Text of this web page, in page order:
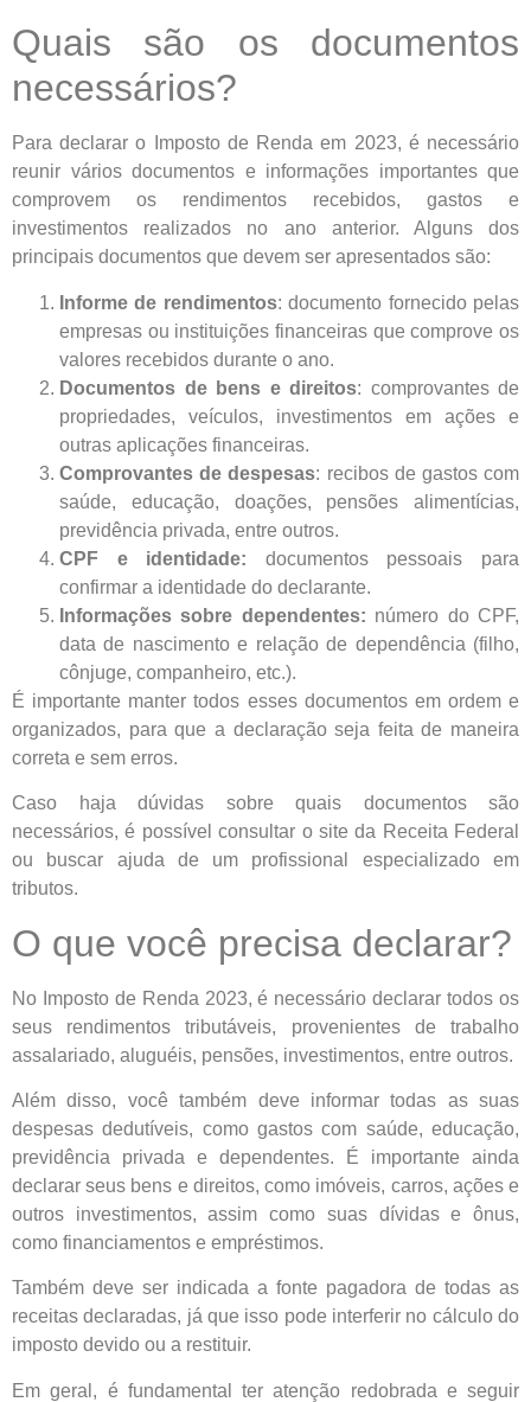
Quais são os documentos
necessários?
Para declarar o Imposto de Renda em 2023, é necessário
reunir vários documentos e informações importantes que
comprovem os rendimentos recebidos, gastos e
investimentos realizados no ano anterior. Alguns dos
principais documentos que devem ser apresentados são:
Informe de rendimentos: documento fornecido pelas
empresas ou instituições financeiras que comprove os
valores recebidos durante o ano.
Documentos de bens e direitos: comprovantes de
propriedades, veículos, investimentos em ações e
outras aplicações financeiras.
Comprovantes de despesas: recibos de gastos com
saúde, educação, doações, pensões alimentícias,
previdência privada, entre outros.
CPF e identidade: documentos pessoais para
confirmar a identidade do declarante.
Informações sobre dependentes: número do CPF,
data de nascimento e relação de dependência (filho,
cônjuge, companheiro, etc.).
É importante manter todos esses documentos em ordem e
organizados, para que a declaração seja feita de maneira
correta e sem erros.
Caso haja dúvidas sobre quais documentos são
necessários, é possível consultar o site da Receita Federal
ou buscar ajuda de um profissional especializado em
tributos.
O que você precisa declarar?
No Imposto de Renda 2023, é necessário declarar todos os
seus rendimentos tributáveis, provenientes de trabalho
assalariado, aluguéis, pensões, investimentos, entre outros.
Além disso, você também deve informar todas as suas
despesas dedutíveis, como gastos com saúde, educação,
previdência privada e dependentes. É importante ainda
declarar seus bens e direitos, como imóveis, carros, ações e
outros investimentos, assim como suas dívidas e ônus,
como financiamentos e empréstimos.
Também deve ser indicada a fonte pagadora de todas as
receitas declaradas, já que isso pode interferir no cálculo do
imposto devido ou a restituir.
Em geral, é fundamental ter atenção redobrada e seguir